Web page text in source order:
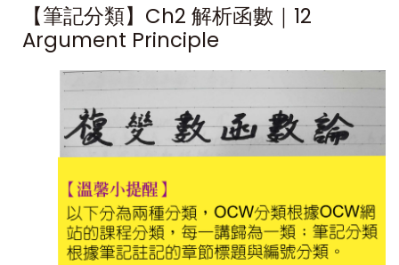
【筆記分類】Ch2 解析函數｜12
Argument Principle